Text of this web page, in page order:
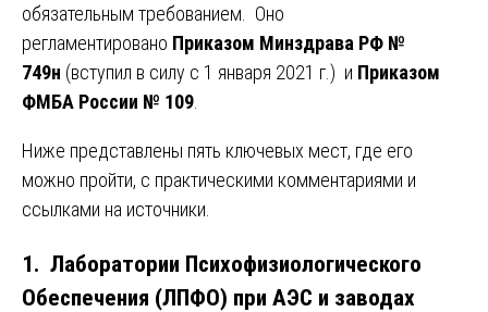
обязательным требованием. Оно
регламентировано Приказом Минздрава РФ №
749н (вступил в силу с 1 января 2021 г.) и Приказом
ФМБА России № 109
Ниже представлены пять ключевых мест, где его
можно пройти, с практическими комментариями и
ссылками на источники.
1. Лаборатории Психофизиологического
Обеспечения (ЛПФО) при АЭС и заводах